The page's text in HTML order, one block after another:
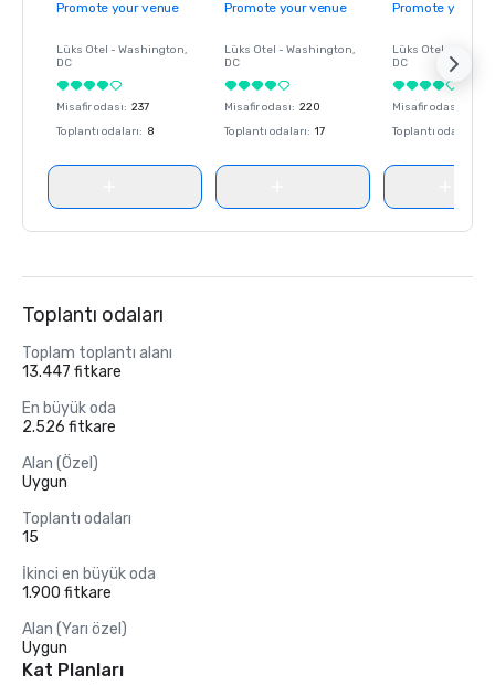
Promote your venue
Lüks Otel - Washington,
DC
Misafir odası: 237
Toplantı odaları: 8
Promote your venue
Lüks Otel - Washington,
DC
Misafir odası: 220
Toplantı odaları: 17
Promote your
Lüks Otel -
DC
Misafir odası
Toplantı odaları
Toplantı odaları
Toplam toplantı alanı
13.447 fitkare
En büyük oda
2.526 fitkare
Alan (Özel)
Uygun
Toplantı odaları
15
İkinci en büyük oda
1.900 fitkare
Alan (Yarı özel)
Uygun
Kat Planları